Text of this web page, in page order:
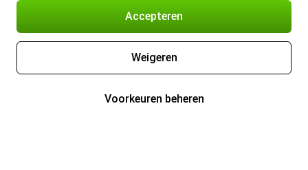
Accepteren
Weigeren
Voorkeuren beheren